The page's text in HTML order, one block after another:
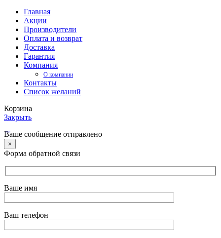
Главная
Акции
Производители
Оплата и возврат
Доставка
Гарантия
Компания
О компании
Контакты
Список желаний
Корзина
Закрыть
Ваше сообщение отправлено
×
Форма обратной связи
Ваше имя
Ваш телефон